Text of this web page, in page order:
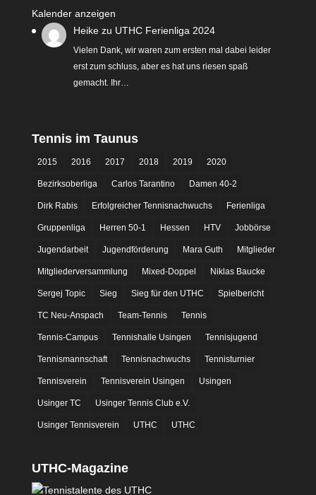
Kalender anzeigen
Heike zu UTHC Ferienliga 2024
Vielen Dank, wir waren zum ersten mal dabei leider
erst zum schluss, aber es hat uns riesen spaß
gemacht. Ihr…
Tennis im Taunus
2015 2016 2017 2018 2019 2020
Bezirksoberliga Carlos Tarantino Damen 40-2
Dirk Rabis Erfolgreicher Tennisnachwuchs Ferienliga
Gruppenliga Herren 50-1 Hessen HTV Jobbörse
Jugendarbeit Jugendförderung Mara Guth Mitglieder
Mitgliederversammlung Mixed-Doppel Niklas Baucke
Sergej Topic Sieg Sieg für den UTHC Spielbericht
TC Neu-Anspach Team-Tennis Tennis
Tennis-Campus Tennishalle Usingen Tennisjugend
Tennismannschaft Tennisnachwuchs Tennisturnier
Tennisverein Tennisverein Usingen Usingen
Usinger TC Usinger Tennis Club e.V.
Usinger Tennisverein UTHC UTHC
UTHC-Magazine